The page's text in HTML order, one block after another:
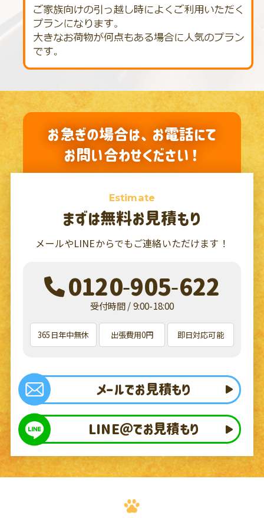
お急ぎの場合は、お電話にて
お問い合わせください！
Estimate
まずは無料お見積もり
メールやLINEからでもご連絡いただけます！
0120-905-622
受付時間 / 9:00-18:00
365日年中無休 出張費用0円 即日対応可能
メールでお見積もり
LINE＠でお見積もり